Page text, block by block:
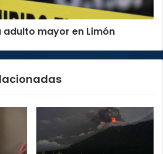
adulto mayor en Limón